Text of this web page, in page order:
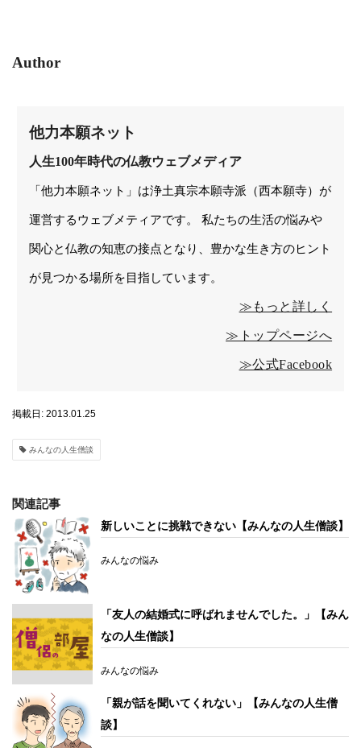
Author
他力本願ネット
人生100年時代の仏教ウェブメディア
「他力本願ネット」は浄土真宗本願寺派（西本願寺）が
運営するウェブメティアです。 私たちの生活の悩みや
関心と仏教の知恵の接点となり、豊かな生き方のヒント
が見つかる場所を目指しています。
≫もっと詳しく
≫トップページへ
≫公式Facebook
掲載日: 2013.01.25
みんなの人生僧談
関連記事
新しいことに挑戦できない【みんなの人生僧談】
みんなの悩み
「友人の結婚式に呼ばれませんでした。」【みん
なの人生僧談】
みんなの悩み
「親が話を聞いてくれない」【みんなの人生僧
談】